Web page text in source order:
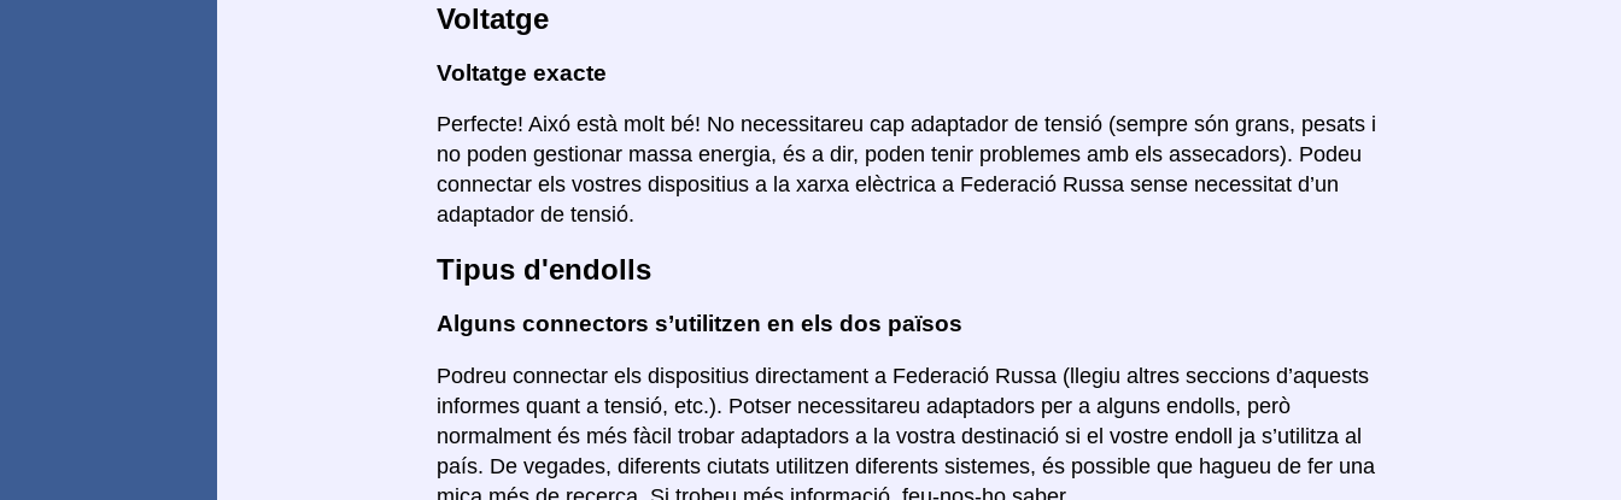
Voltatge
Voltatge exacte
Perfecte! Aixó està molt bé! No necessitareu cap adaptador de tensió (sempre són grans, pesats i
no poden gestionar massa energia, és a dir, poden tenir problemes amb els assecadors). Podeu
connectar els vostres dispositius a la xarxa elèctrica a Federació Russa sense necessitat d’un
adaptador de tensió.
Tipus d'endolls
Alguns connectors s’utilitzen en els dos països
Podreu connectar els dispositius directament a Federació Russa (llegiu altres seccions d’aquests
informes quant a tensió, etc.). Potser necessitareu adaptadors per a alguns endolls, però
normalment és més fàcil trobar adaptadors a la vostra destinació si el vostre endoll ja s’utilitza al
país. De vegades, diferents ciutats utilitzen diferents sistemes, és possible que hagueu de fer una